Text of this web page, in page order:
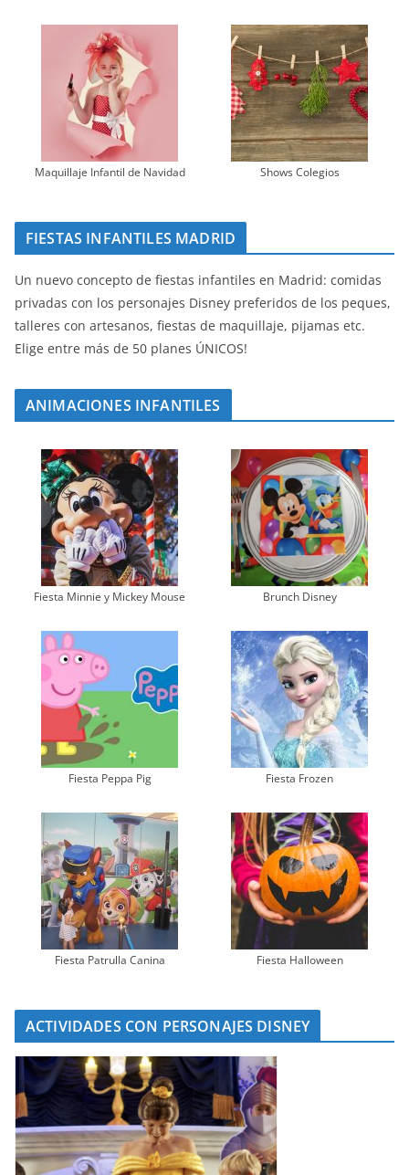
Maquillaje Infantil de Navidad Shows Colegios
FIESTAS INFANTILES MADRID
Un nuevo concepto de fiestas infantiles en Madrid: comidas
privadas con los personajes Disney preferidos de los peques,
talleres con artesanos, fiestas de maquillaje, pijamas etc.
Elige entre más de 50 planes ÚNICOS!
ANIMACIONES INFANTILES
Fiesta Minnie y Mickey Mouse Brunch Disney
Fiesta Peppa Pig Fiesta Frozen
Fiesta Patrulla Canina Fiesta Halloween
ACTIVIDADES CON PERSONAJES DISNEY